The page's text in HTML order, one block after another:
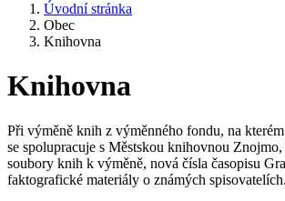
Úvodní stránka
Obec
Knihovna
Knihovna
Při výměně knih z výměnného fondu, na kterém
se spolupracuje s Městskou knihovnou
soubory knih k výměně, nová čísla časopisu
faktografické materiály o známých spisovatelích.